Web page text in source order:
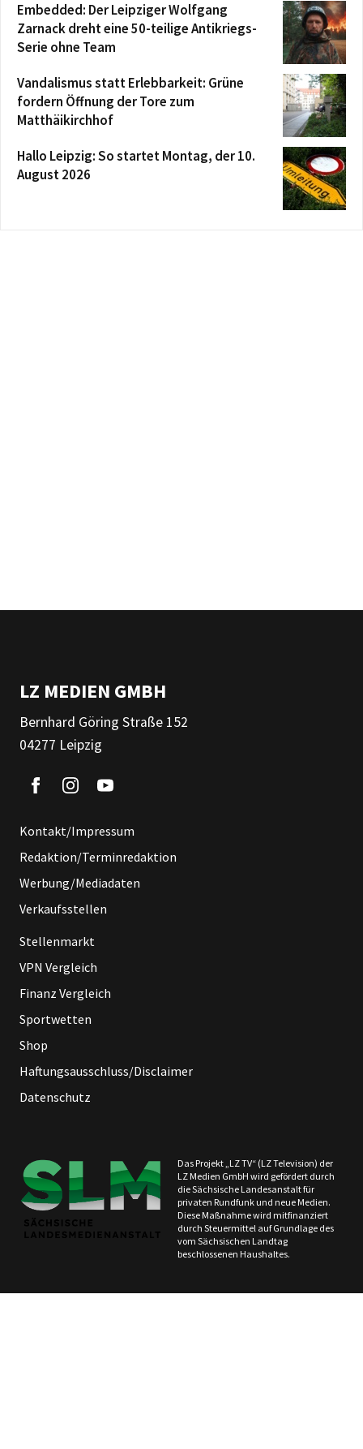
Embedded: Der Leipziger Wolfgang
Zarnack dreht eine 50-teilige Antikriegs-
Serie ohne Team
Vandalismus statt Erlebbarkeit: Grüne
fordern Öffnung der Tore zum
Matthäikirchhof
Hallo Leipzig: So startet Montag, der 10.
August 2026
LZ MEDIEN GMBH
Bernhard Göring Straße 152
04277 Leipzig
Kontakt/Impressum
Redaktion/Terminredaktion
Werbung/Mediadaten
Verkaufsstellen
Stellenmarkt
VPN Vergleich
Finanz Vergleich
Sportwetten
Shop
Haftungsausschluss/Disclaimer
Datenschutz
Das Projekt „LZ TV“ (LZ Television) der
LZ Medien GmbH wird gefördert durch
die Sächsische Landesanstalt für
privaten Rundfunk und neue Medien.
Diese Maßnahme wird mitfinanziert
durch Steuermittel auf Grundlage des
vom Sächsischen Landtag
beschlossenen Haushaltes.